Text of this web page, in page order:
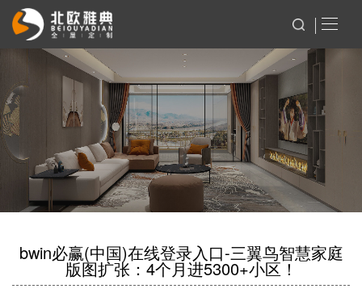
bwin必赢(中国)在线登录入口-三翼鸟智慧家庭
版图扩张：4个月进5300+小区！